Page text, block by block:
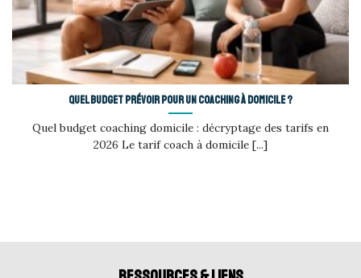
Quel budget prévoir pour un coaching à domicile ?
Quel budget coaching domicile : décryptage des tarifs en
2026 Le tarif coach à domicile [...]